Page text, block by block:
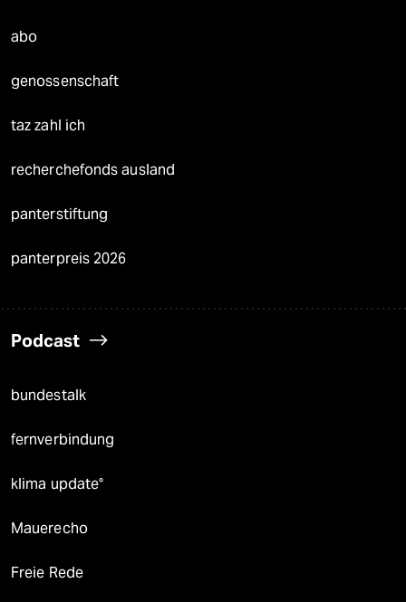
abo
genossenschaft
taz zahl ich
recherchefonds ausland
panterstiftung
panterpreis 2026
Podcast
bundestalk
fernverbindung
klima update°
Mauerecho
Freie Rede